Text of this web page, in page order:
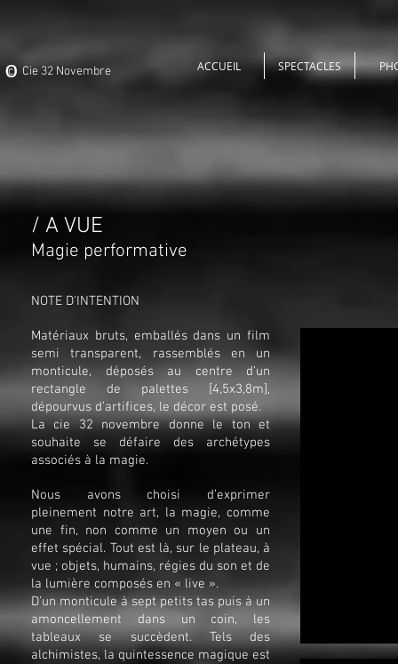
ACCUEIL SPECTACLES
c Cie 32 Novembre
o
/ A VUE
Magie performative
NOTE D'INTENTION
Matériaux bruts, emballés dans un film
semi transparent, rassemblés en un
monticule, déposés au centre d’un
rectangle de palettes [4,5x3,8m],
dépourvus d’artifices, le décor est posé.
La cie 32 novembre donne le ton et
souhaite se défaire des archétypes
associés à la magie.
Nous avons choisi d’exprimer
pleinement notre art, la magie, comme
une fin, non comme un moyen ou un
effet spécial. Tout est là, sur le plateau, à
vue ; objets, humains, régies du son et de
la lumière composés en « live ».
D’un monticule à sept petits tas puis à un
amoncellement dans un coin, les
tableaux se succèdent. Tels des
alchimistes, la quintessence magique est